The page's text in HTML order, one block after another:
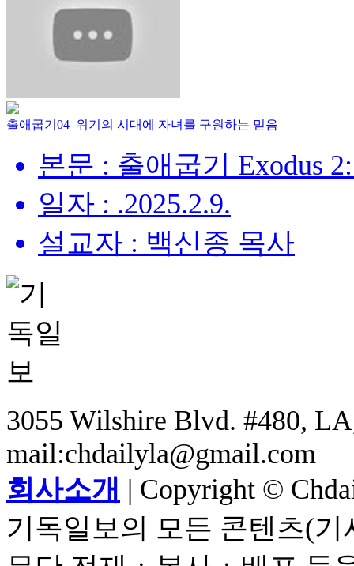
출애굽기04_위기의 시대에 자녀를 구원하는 믿음
본문 : 출애굽기 Exodus
일자 : .2025.2.9.
설교자 : 백신종 목사
3055 Wilshire Blvd. #480,
mail:chdailyla@gmail.com
회사소개 | Copyright ©
기독일보의 모든 콘텐츠(